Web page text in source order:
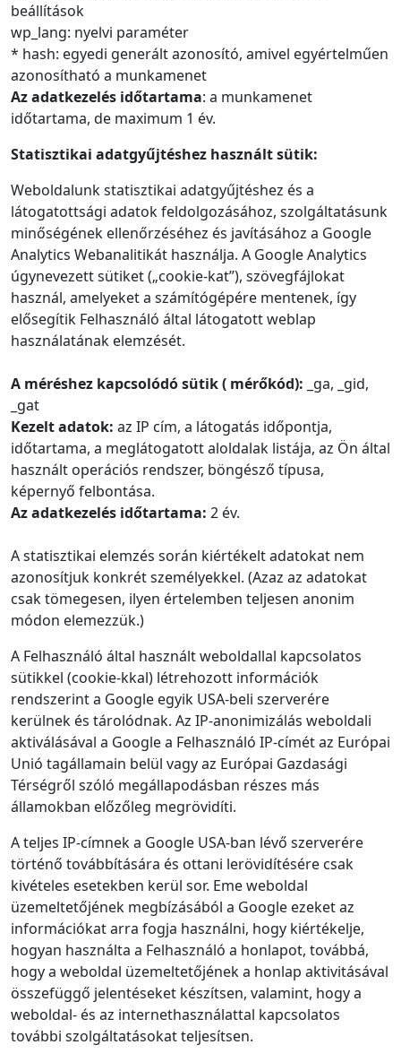
beállítások
wp_lang: nyelvi paraméter
* hash: egyedi generált azonosító, amivel egyértelműen
azonosítható a munkamenet
Az adatkezelés időtartama: a munkamenet
időtartama, de maximum 1 év.
Statisztikai adatgyűjtéshez használt sütik:
Weboldalunk statisztikai adatgyűjtéshez és a
látogatottsági adatok feldolgozásához, szolgáltatásunk
minőségének ellenőrzéséhez és javításához a Google
Analytics Webanalitikát használja. A Google Analytics
úgynevezett sütiket („cookie-kat”), szövegfájlokat
használ, amelyeket a számítógépére mentenek, így
elősegítik Felhasználó által látogatott weblap
használatának elemzését.
A méréshez kapcsolódó sütik ( mérőkód): _ga, _gid,
_gat
Kezelt adatok: az IP cím, a látogatás időpontja,
időtartama, a meglátogatott aloldalak listája, az Ön által
használt operációs rendszer, böngésző típusa,
képernyő felbontása.
Az adatkezelés időtartama: 2 év.
A statisztikai elemzés során kiértékelt adatokat nem
azonosítjuk konkrét személyekkel. (Azaz az adatokat
csak tömegesen, ilyen értelemben teljesen anonim
módon elemezzük.)
A Felhasználó által használt weboldallal kapcsolatos
sütikkel (cookie-kkal) létrehozott információk
rendszerint a Google egyik USA-beli szerverére
kerülnek és tárolódnak. Az IP-anonimizálás weboldali
aktiválásával a Google a Felhasználó IP-címét az Európai
Unió tagállamain belül vagy az Európai Gazdasági
Térségről szóló megállapodásban részes más
államokban előzőleg megrövidíti.
A teljes IP-címnek a Google USA-ban lévő szerverére
történő továbbítására és ottani lerövidítésére csak
kivételes esetekben kerül sor. Eme weboldal
üzemeltetőjének megbízásából a Google ezeket az
információkat arra fogja használni, hogy kiértékelje,
hogyan használta a Felhasználó a honlapot, továbbá,
hogy a weboldal üzemeltetőjének a honlap aktivitásával
összefüggő jelentéseket készítsen, valamint, hogy a
weboldal- és az internethasználattal kapcsolatos
további szolgáltatásokat teljesítsen.